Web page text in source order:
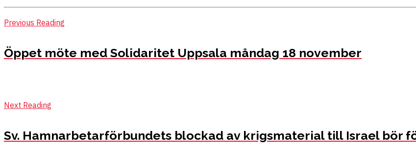
Previous Reading
Öppet möte med Solidaritet Uppsala måndag 18 november
Next Reading
Sv. Hamnarbetarförbundets blockad av krigsmaterial till Israel bör